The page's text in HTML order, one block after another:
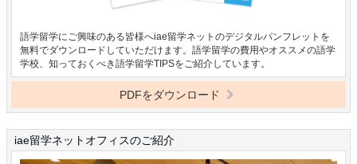
語学留学にご興味のある皆様へiae留学ネットのデジタルパンフレットを
無料でダウンロードしていただけます。語学留学の費用やオススメの語学
学校、知っておくべき語学留学TIPSをご紹介しています。
PDFをダウンロード
iae留学ネットオフィスのご紹介